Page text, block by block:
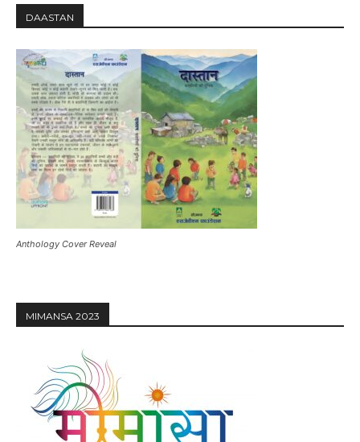
DAASTAN
Anthology Cover Reveal
MIMANSA 2023